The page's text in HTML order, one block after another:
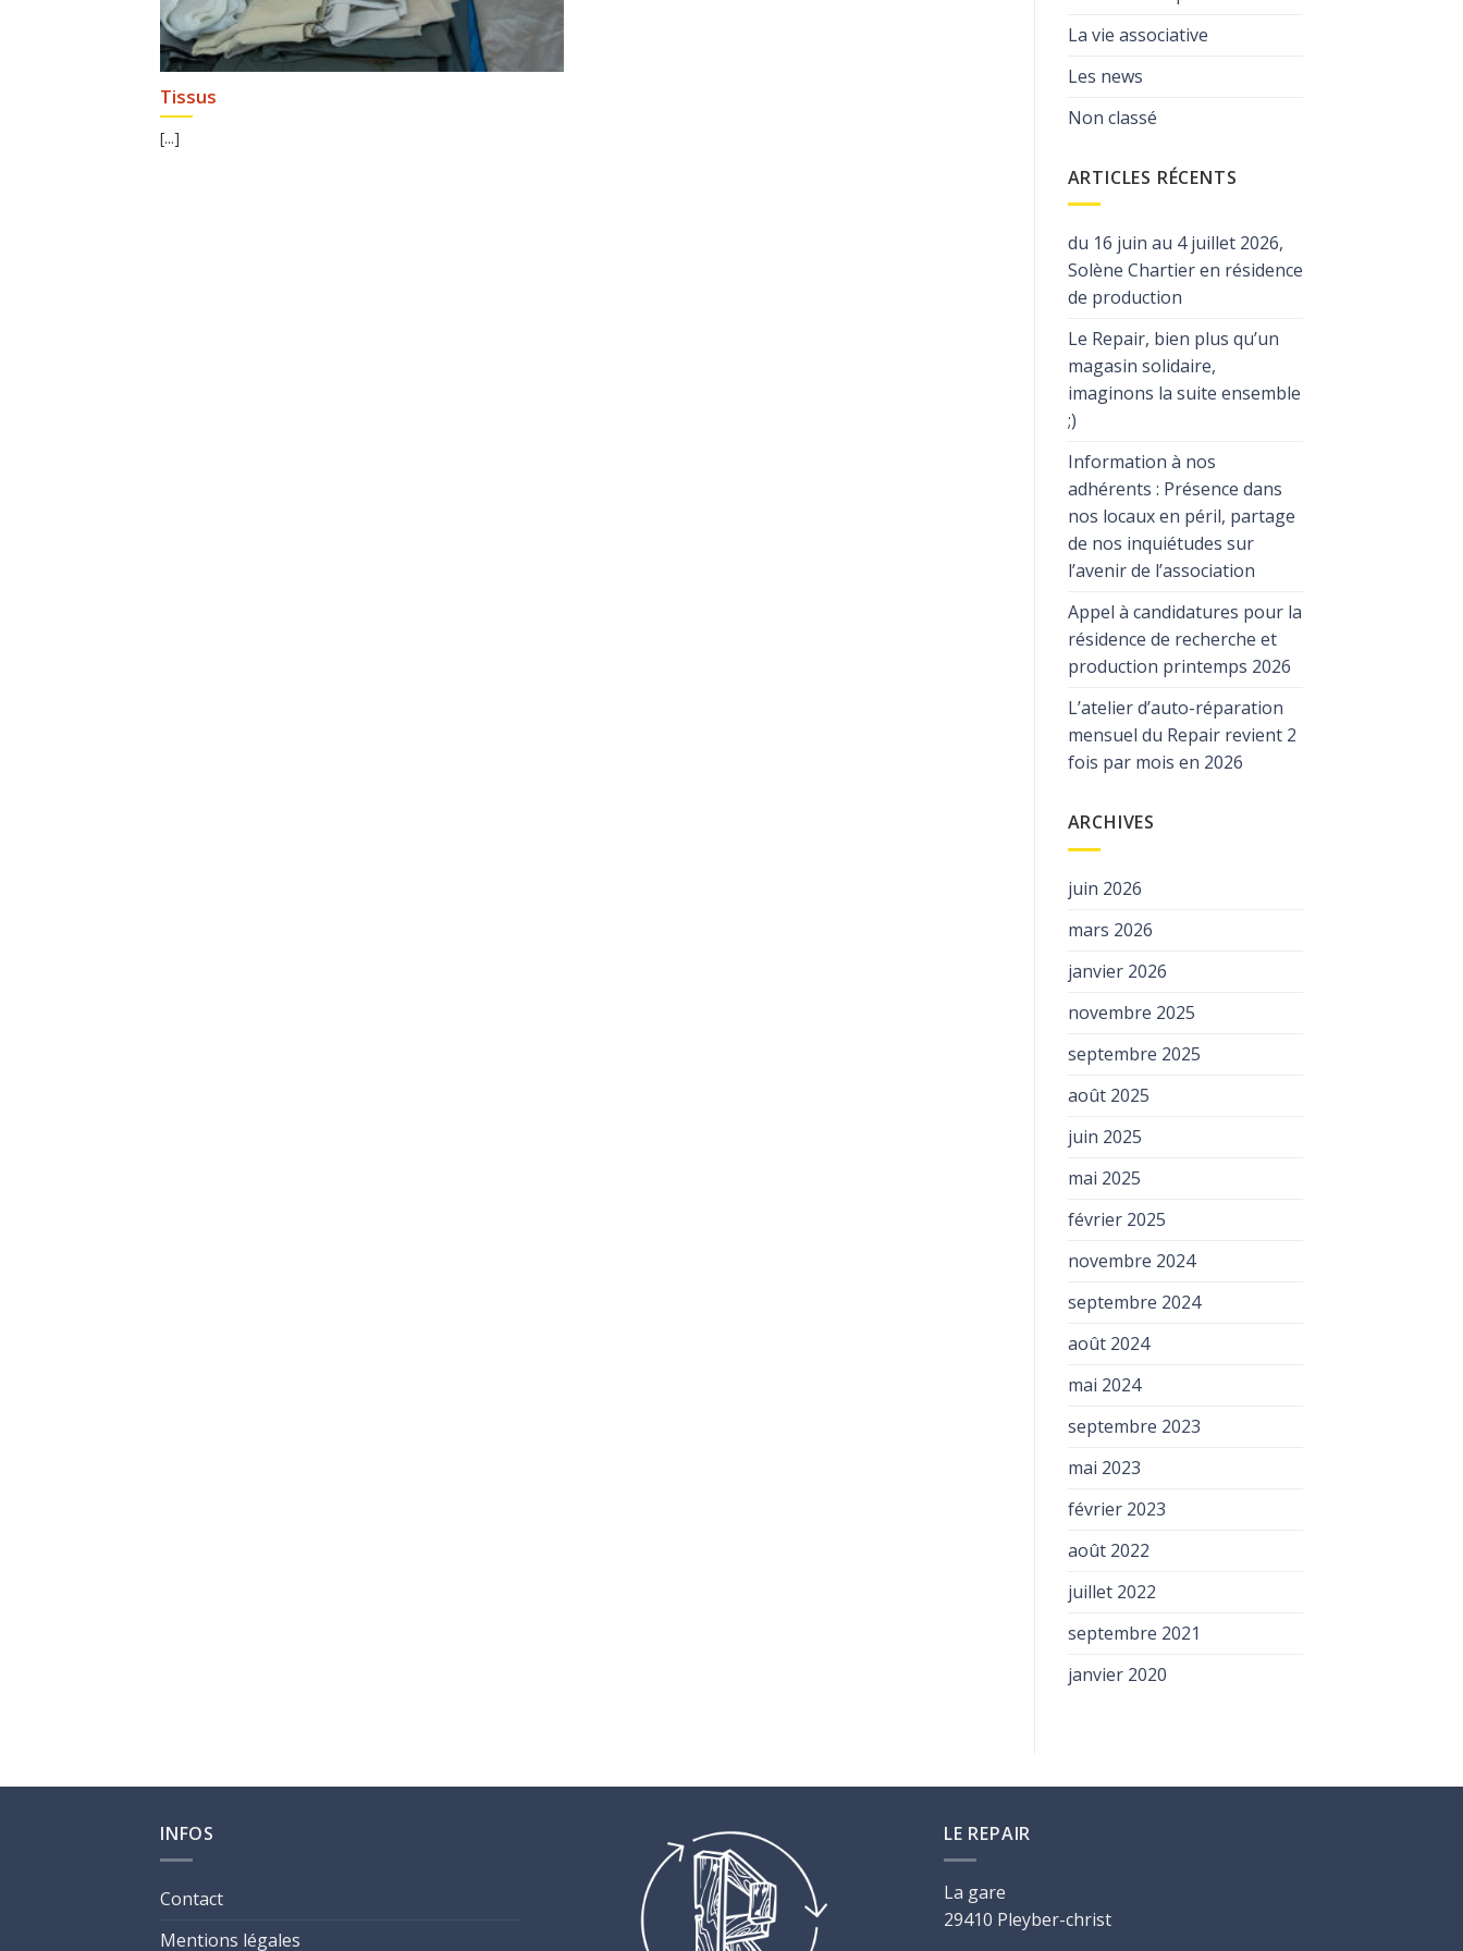
Tissus
[...]
La vie associative
Les news
Non classé
ARTICLES RÉCENTS
du 16 juin au 4 juillet 2026,
Solène Chartier en résidence
de production
Le Repair, bien plus qu’un
magasin solidaire,
imaginons la suite ensemble
;)
Information à nos
adhérents : Présence dans
nos locaux en péril, partage
de nos inquiétudes sur
l’avenir de l’association
Appel à candidatures pour la
résidence de recherche et
production printemps 2026
L’atelier d’auto-réparation
mensuel du Repair revient 2
fois par mois en 2026
ARCHIVES
juin 2026
mars 2026
janvier 2026
novembre 2025
septembre 2025
août 2025
juin 2025
mai 2025
février 2025
novembre 2024
septembre 2024
août 2024
mai 2024
septembre 2023
mai 2023
février 2023
août 2022
juillet 2022
septembre 2021
janvier 2020
INFOS
Contact
Mentions légales
LE REPAIR
La gare
29410 Pleyber-christ